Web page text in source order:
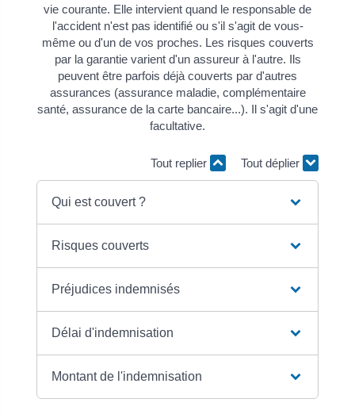
vie courante. Elle intervient quand le responsable de
l'accident n'est pas identifié ou s'il s'agit de vous-
même ou d'un de vos proches. Les risques couverts
par la garantie varient d'un assureur à l'autre. Ils
peuvent être parfois déjà couverts par d'autres
assurances (assurance maladie, complémentaire
santé, assurance de la carte bancaire...). Il s'agit d'une
facultative.
Tout replier Tout déplier
Qui est couvert ?
Risques couverts
Préjudices indemnisés
Délai d'indemnisation
Montant de l'indemnisation